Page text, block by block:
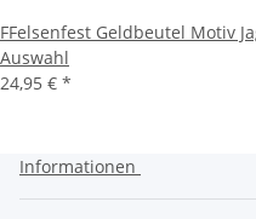
FFelsenfest Geldbeutel Motiv
Auswahl
24,95 € *
Informationen